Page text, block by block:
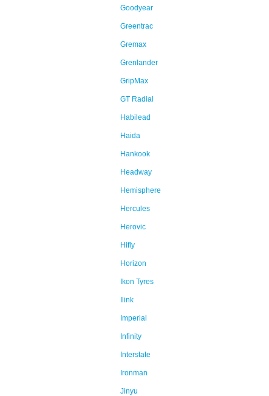
Goodyear
Greentrac
Gremax
Grenlander
GripMax
GT Radial
Habilead
Haida
Hankook
Headway
Hemisphere
Hercules
Herovic
Hifly
Horizon
Ikon Tyres
Ilink
Imperial
Infinity
Interstate
Ironman
Jinyu